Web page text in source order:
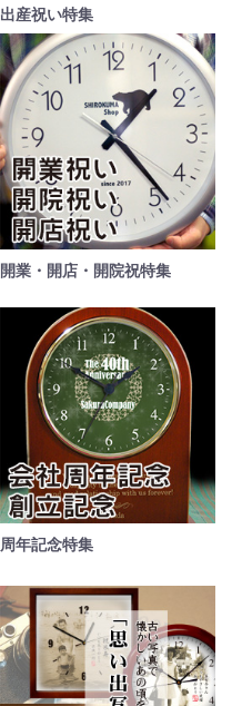
出産祝い特集
開業・開店・開院祝特集
周年記念特集